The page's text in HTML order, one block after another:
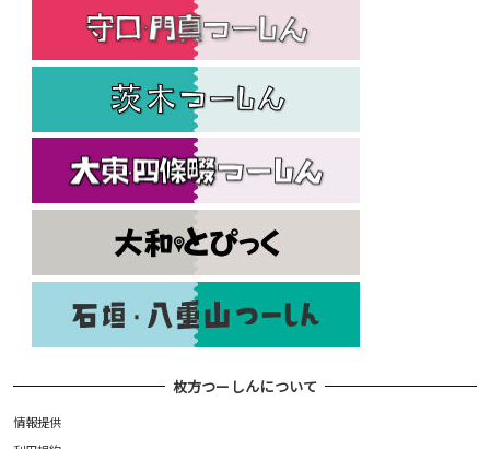
枚方つーしんについて
情報提供